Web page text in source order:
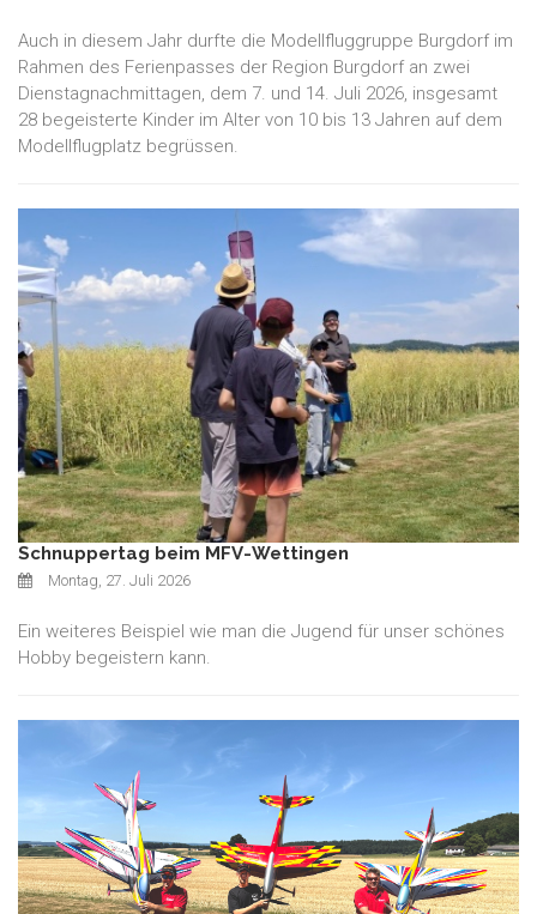
Auch in diesem Jahr durfte die Modellfluggruppe Burgdorf im
Rahmen des Ferienpasses der Region Burgdorf an zwei
Dienstagnachmittagen, dem 7. und 14. Juli 2026, insgesamt
28 begeisterte Kinder im Alter von 10 bis 13 Jahren auf dem
Modellflugplatz begrüssen.
Schnuppertag beim MFV-Wettingen
Montag, 27. Juli 2026
Ein weiteres Beispiel wie man die Jugend für unser schönes
Hobby begeistern kann.